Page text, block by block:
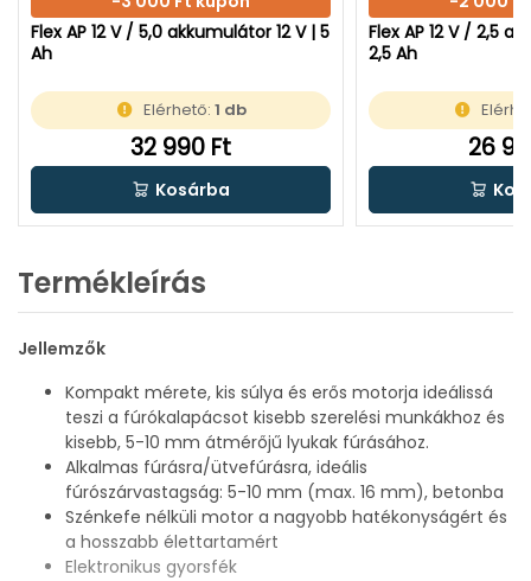
Flex AP 12 V / 5,0 akkumulátor 12 V | 5
Ah
Elérhető: 1 db
32 990 Ft
Kosárba
Flex AP 12 V / 2,5
2,5 Ah
26
Termékleírás
Jellemzők
Kompakt mérete, kis súlya és erős motorja ideálissá
teszi a fúrókalapácsot kisebb szerelési munkákhoz és
kisebb, 5-10 mm átmérőjű lyukak fúrásához.
Alkalmas fúrásra/ütvefúrásra, ideális
fúrószárvastagság: 5-10 mm (max. 16 mm), betonba
Szénkefe nélküli motor a nagyobb hatékonyságért és
a hosszabb élettartamért
Elektronikus gyorsfék